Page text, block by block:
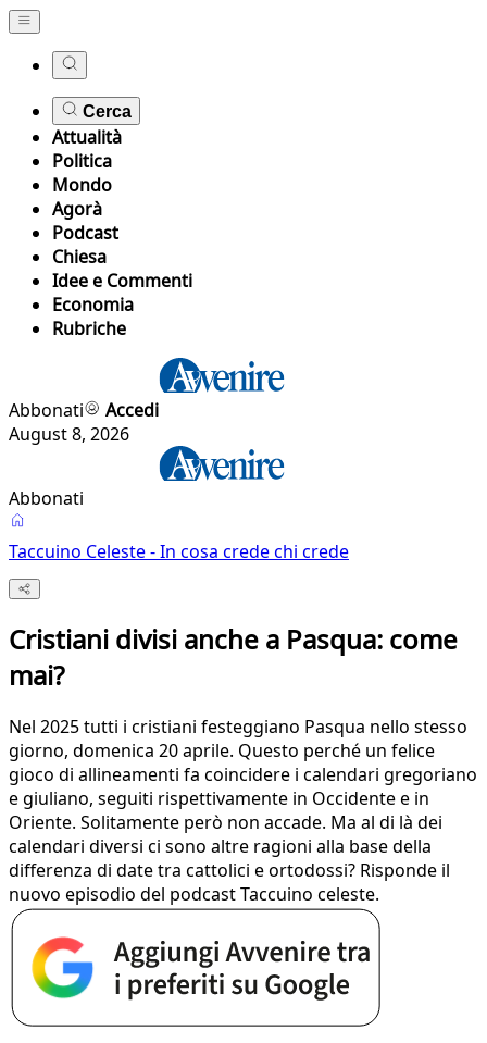
Cerca
Attualità
Politica
Mondo
Agorà
Podcast
Chiesa
Idee e Commenti
Economia
Rubriche
Abbonati
Accedi
August 8, 2026
Abbonati
Taccuino Celeste - In cosa crede chi crede
Cristiani divisi anche a Pasqua: come
mai?
Nel 2025 tutti i cristiani festeggiano Pasqua nello stesso
giorno, domenica 20 aprile. Questo perché un felice
gioco di allineamenti fa coincidere i calendari gregoriano
e giuliano, seguiti rispettivamente in Occidente e in
Oriente. Solitamente però non accade. Ma al di là dei
calendari diversi ci sono altre ragioni alla base della
differenza di date tra cattolici e ortodossi? Risponde il
nuovo episodio del podcast Taccuino celeste.